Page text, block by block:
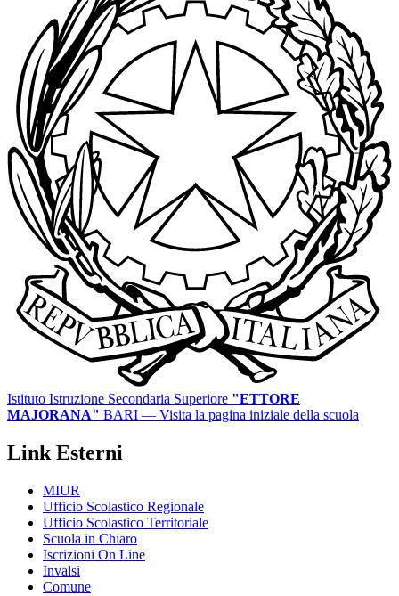
Istituto Istruzione Secondaria Superiore "ETTORE
MAJORANA" BARI — Visita la pagina iniziale della scuola
Link Esterni
MIUR
Ufficio Scolastico Regionale
Ufficio Scolastico Territoriale
Scuola in Chiaro
Iscrizioni On Line
Invalsi
Comune